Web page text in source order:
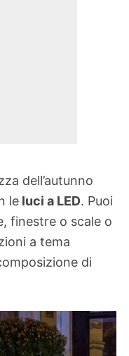
dell’autunno
le luci a LED. Puoi
finestre o scale o
a tema
di